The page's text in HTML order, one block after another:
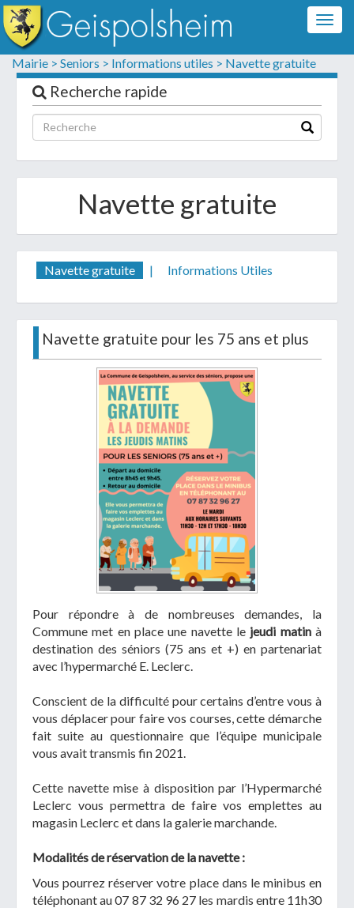
Mairie > Seniors > Informations utiles > Navette gratuite
Recherche rapide
Navette gratuite
Navette gratuite | Informations Utiles
Navette gratuite pour les 75 ans et plus
Pour répondre à de nombreuses demandes, la
Commune met en place une navette le jeudi matinà
destination des séniors (75 ans et +) en partenariat
avec l’hypermarché E. Leclerc.
Conscient de la difficulté pour certains d’entre vous à
vous déplacer pour faire vos courses, cette démarche
fait suite au questionnaire que l’équipe municipale
vous avait transmis fin 2021.
Cette navette mise à disposition par l’Hypermarché
Leclerc vous permettra de faire vos emplettes au
magasin Leclerc et dans la galerie marchande.
Modalités de réservation de la navette :
Vous pourrez réserver votre place dans le minibus en
téléphonant au 07 87 32 96 27 les mardis entre 11h30
Formulaire de contact
Les champs suivis d'un * sont obligatoires
Informations personnelles
Votre demande :
Télécharger votre fichier
Uniquement PDF (.pdf), JPEG (.jpeg / .jpg) ou
document WORD (.doc, .docx)
En soumettant ce formulaire, j'accepte
que mes données personnelles soient traitées par la
Mairie de Geispolsheim.